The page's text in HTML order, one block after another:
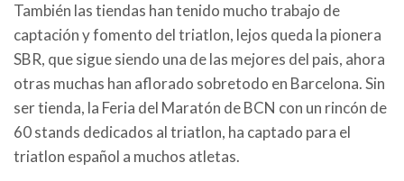
También las tiendas han tenido mucho trabajo de
captación y fomento del triatlon, lejos queda la pionera
SBR, que sigue siendo una de las mejores del pais, ahora
otras muchas han aflorado sobretodo en Barcelona. Sin
ser tienda, la Feria del Maratón de BCN con un rincón de
60 stands dedicados al triatlon, ha captado para el
triatlon español a muchos atletas.